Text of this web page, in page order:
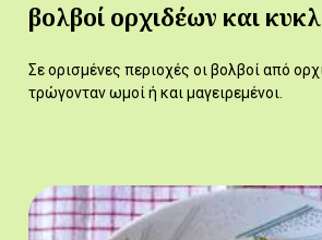
βολβοί ορχιδέων και
Σε ορισμένες περιοχές οι βολβοί από
τρώγονταν ωμοί ή και μαγειρεμένοι.